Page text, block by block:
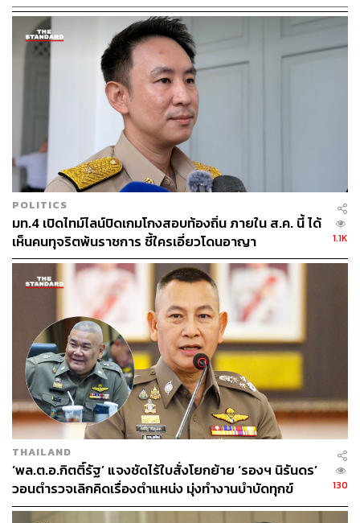
POLITICS
มท.4 เปิดไทม์ไลน์ปิดเกมโกงสอบท้องถิ่น ภายใน ส.ค. นี้ ได้
เห็นคนทุจริตพ้นราชการ ชี้ใครเอี่ยวโดนอาญา
1.1K
THAILAND
‘พล.ต.อ.กิตติ์รัฐ’ แจงชัดไร้ใบสั่งโยกย้าย ‘รองฯ นิรันดร’
วอนตำรวจเลิกคิดเรื่องตำแหน่ง มุ่งทำงานบำบัดทุกข์
บำรุงสุข
130